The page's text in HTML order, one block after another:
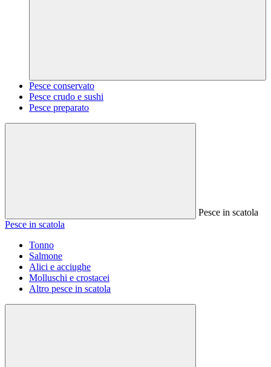
Pesce conservato
Pesce crudo e sushi
Pesce preparato
Pesce in scatola
Pesce in scatola
Tonno
Salmone
Alici e acciughe
Molluschi e crostacei
Altro pesce in scatola